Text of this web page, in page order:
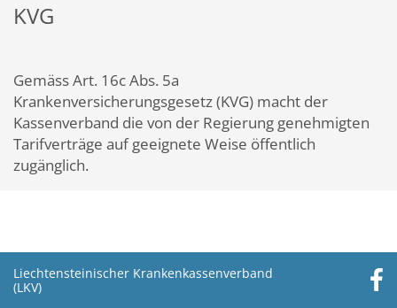
KVG
Gemäss Art. 16c Abs. 5a
Krankenversicherungsgesetz (KVG) macht der
Kassenverband die von der Regierung genehmigten
Tarifverträge auf geeignete Weise öffentlich
zugänglich.
Liechtensteinischer Krankenkassenverband
(LKV)